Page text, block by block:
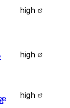
high
high
high